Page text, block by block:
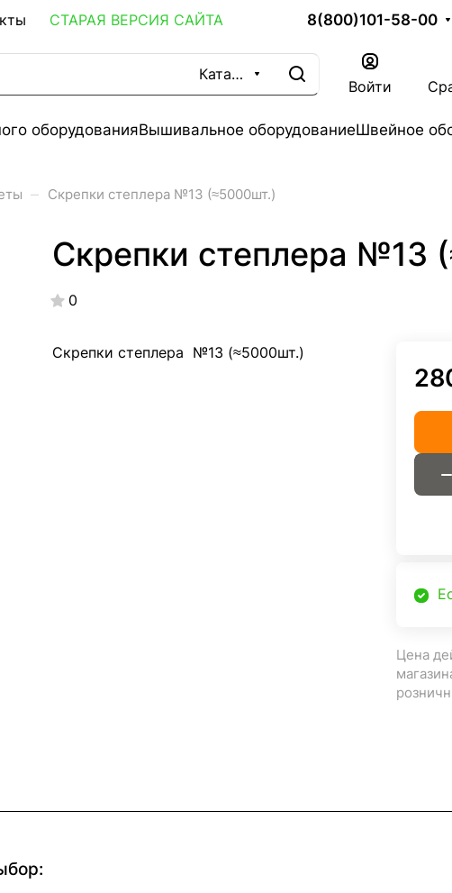
СТАРАЯ ВЕРСИЯ САЙТА 8(800)101-58-00
Каталог
Войти
оборудованияВышивальное оборудованиеШвейное
– Скрепки степлера №13 (≈5000шт.)
Скрепки степлера №13
0
Скрепки степлера №13 (≈5000шт.)
Цена